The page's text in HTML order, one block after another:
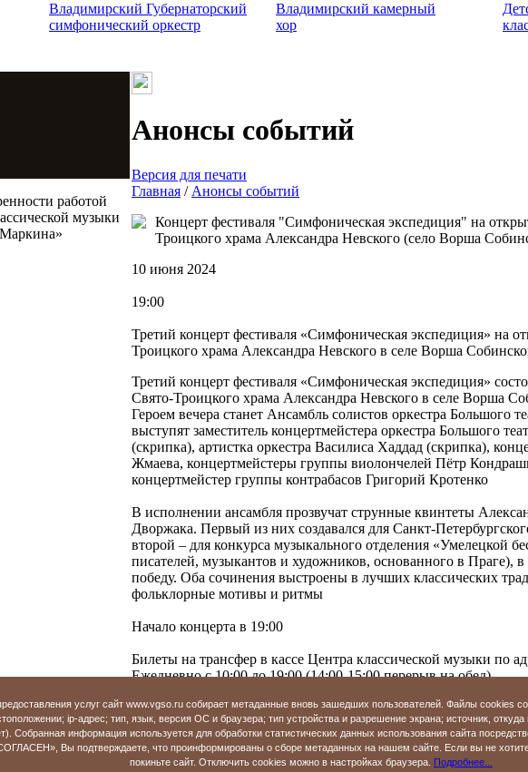
Владимирский Губернаторский
симфонический оркестр
Владимирский камерный
хор
работой
музыки
Анонсы событий
Версия для печати
Главная / Анонсы событий
Концерт фестиваля "Симфоническая экспедиция" на
Троицкого храма Александра Невского (село Ворша
10 июня 2024
19:00
Третий концерт фестиваля «Симфоническая экспедиция» на
Троицкого храма Александра Невского в селе Ворша
Третий концерт фестиваля «Симфоническая экспедиция»
Свято-Троицкого храма Александра Невского в селе Ворша
Героем вечера станет Ансамбль солистов оркестра Большого
выступят заместитель концертмейстера оркестра Большого
(скрипка), артистка оркестра Василиса Хаддад (скрипка),
Жмаева, концертмейстеры группы виолончелей Пётр
концертмейстер группы контрабасов Григорий Кротенко
В исполнении ансамбля прозвучат струнные квинтеты
Дворжака. Первый из них создавался для Санкт-
второй – для конкурса музыкального отделения «Умелецкой
писателей, музыкантов и художников, основанного в Праге),
победу. Оба сочинения выстроены в лучших классических
фольклорные мотивы и ритмы
Начало концерта в 19:00
Билеты на трансфер в кассе Центра классической музыки по
Ежедневно с 10:00 до 19:00 (14:00-15:00 перерыв на обед)
Также доступна покупка билетов на трансфер онлайн на сайте
Телефоны для справок: 32-27-71; 32-63-65
услуг сайт www.vgso.ru собирает метаданные вновь зашедших пользователей. Файлы cookies
ip-адрес; тип, язык, версия ОС и браузера; тип устройства и разрешение экрана; источник,
Собранная информация используется для обработки статистических данных использования сайта
Вы подтверждаете, что проинформированы о сборе метаданных на нашем сайте. Если вы не
покиньте сайт. Отключить cookies можно в настройках браузера. Подробнее...